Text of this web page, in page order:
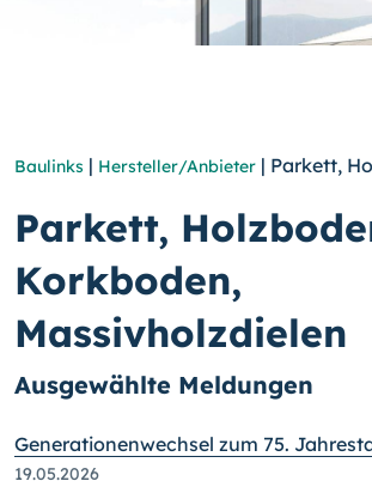
Baulinks | Hersteller/Anbieter | Parkett,
Parkett,
Korkboden,
Massivholzdielen
Ausgewählte Meldungen
Generationenwechsel zum 75.
19.05.2026